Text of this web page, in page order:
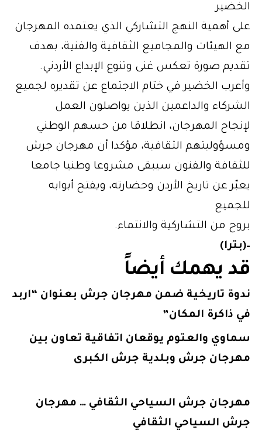
الخضير
على أهمية النهج التشاركي الذي يعتمده المهرجان
مع الهيئات والمجاميع الثقافية والفنية، بهدف
تقديم صورة تعكس غنى وتنوع الإبداع الأردني.
وأعرب الخضير في ختام الاجتماع عن تقديره لجميع
الشركاء والداعمين الذين يواصلون العمل
لإنجاح المهرجان، انطلاقا من حسهم الوطني
ومسؤوليتهم الثقافية، مؤكدا أن مهرجان جرش
للثقافة والفنون سيبقى مشروعا وطنيا جامعا
يعبّر عن تاريخ الأردن وحضارته، ويفتح أبوابه
للجميع
بروح من التشاركية والانتماء.
–(بترا)
قد يهمك أيضاً
ندوة تاريخية ضمن مهرجان جرش بعنوان “اربد
في ذاكرة المكان”
سماوي والعتوم يوقعان اتفاقية تعاون بين
مهرجان جرش وبلدية جرش الكبرى
مهرجان جرش السياحي الثقافي … مهرجان
جرش السياحي الثقافي